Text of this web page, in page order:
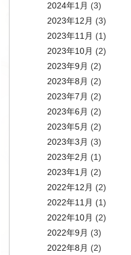
2024年1月 (3)
2023年12月 (3)
2023年11月 (1)
2023年10月 (2)
2023年9月 (2)
2023年8月 (2)
2023年7月 (2)
2023年6月 (2)
2023年5月 (2)
2023年3月 (3)
2023年2月 (1)
2023年1月 (2)
2022年12月 (2)
2022年11月 (1)
2022年10月 (2)
2022年9月 (3)
2022年8月 (2)